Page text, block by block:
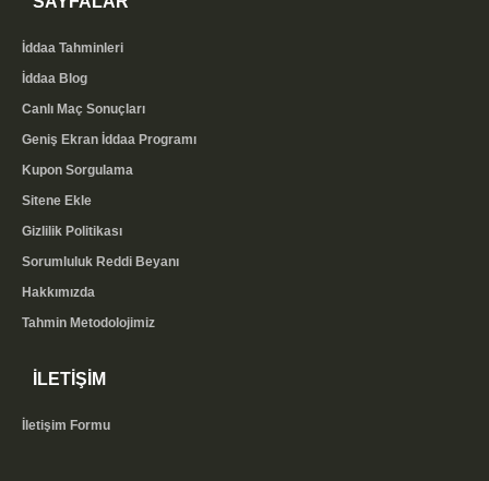
İddaa Tahminleri
İddaa Blog
Canlı Maç Sonuçları
Geniş Ekran İddaa Programı
Kupon Sorgulama
Sitene Ekle
Gizlilik Politikası
Sorumluluk Reddi Beyanı
Hakkımızda
Tahmin Metodolojimiz
İLETİŞİM
İletişim Formu